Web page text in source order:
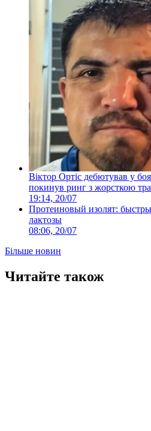
Віктор Ортіс дебютував у
покинув ринг з жорсткою
19:14, 20/07
Протеиновый изолят:
лактозы
08:06, 20/07
Більше новин
Читайте також